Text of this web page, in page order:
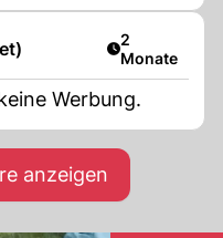
Artikel
2
Monate
Werbung.
anzeigen